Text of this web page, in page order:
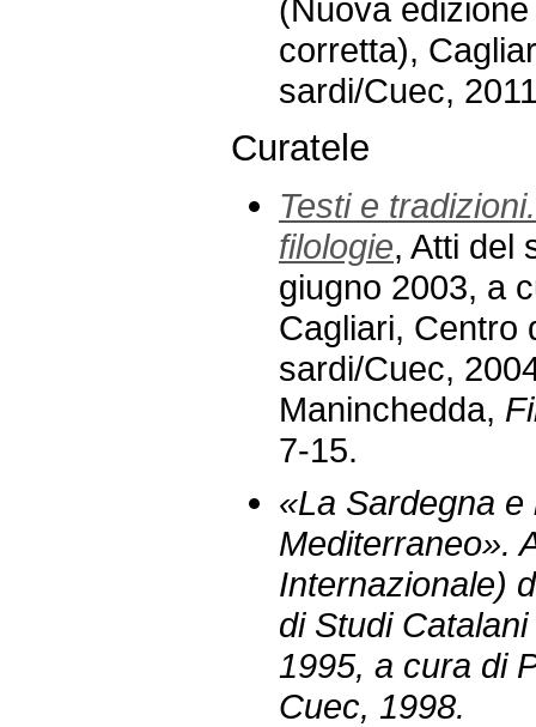
(Nuova
corretta),
sardi/Cuec,
Curatele
Testi e
filologie, Atti del
giugno 2003, a
Cagliari, Centro
sardi/Cuec,
Maninchedda,
7-15.
«La Sardegna
Mediterraneo».
Internazionale)
di Studi
1995, a cura di
Cuec, 1998.